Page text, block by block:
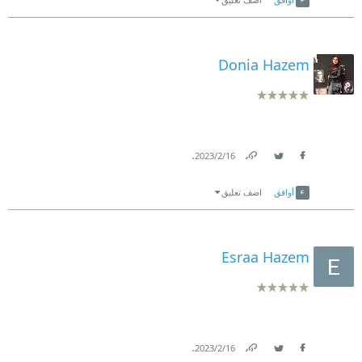
Donia Hazem
16‏/2‏/2023
.
أوافق اضف تعليق
Esraa Hazem
16‏/2‏/2023
.